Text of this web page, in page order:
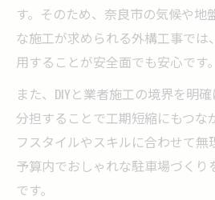
す。そのため、奈良市の気候や地
な施工が求められる外構工事で
用することが安全面でも安心です。
また、DIYと業者施工の境界を明
分担することで工期短縮にもつな
フスタイルやスキルに合わせて無
予算内でおしゃれな駐車場づくり
です。